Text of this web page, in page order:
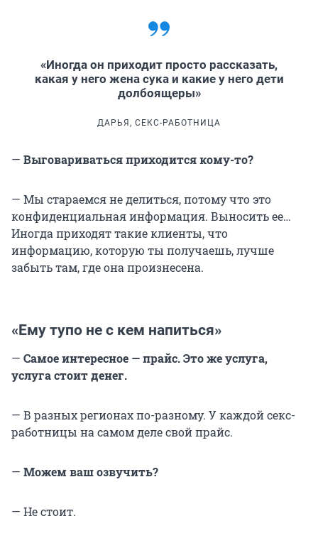
«Иногда он приходит просто рассказать,
какая у него жена сука и какие у него дети
долбоящеры»
ДАРЬЯ, СЕКС-РАБОТНИЦА
— Выговариваться приходится кому-то?
— Мы стараемся не делиться, потому что это
конфиденциальная информация. Выносить ее…
Иногда приходят такие клиенты, что
информацию, которую ты получаешь, лучше
забыть там, где она произнесена.
«Ему тупо не с кем напиться»
— Самое интересное — прайс. Это же услуга,
услуга стоит денег.
— В разных регионах по-разному. У каждой секс-
работницы на самом деле свой прайс.
— Можем ваш озвучить?
— Не стоит.